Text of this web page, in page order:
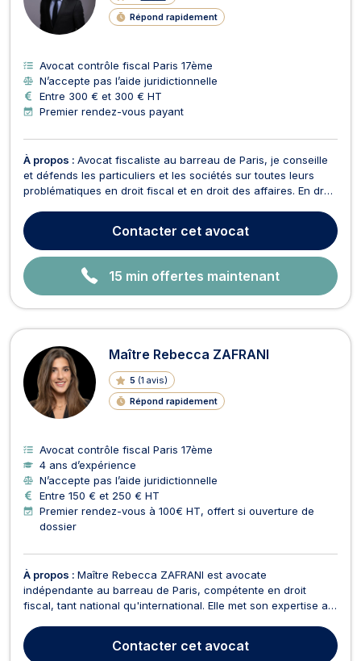
Répond rapidement
N
E
Avocat contrôle fiscal Paris 17ème
N’accepte pas l’aide juridictionnelle
Entre 300 € et 300 € HT
Premier rendez-vous payant
À propos : Avocat fiscaliste au barreau de Paris, je conseille
et défends les particuliers et les sociétés sur toutes leurs
problématiques en droit fiscal et en droit des affaires. En droit
sur le revenu, l'impôt sur les sociétés, l'impôt sur la fortune
immobilière ;Je trouv...Contacter cet avocat
15 min offertes maintenant
Maître Rebecca ZAFRANI
5 (1 avis)
Répond rapidement
Avocat contrôle fiscal Paris 17ème
4 ans d’expérience
N’accepte pas l’aide juridictionnelle
Entre 150 € et 250 € HT
Premier rendez-vous à 100€ HT, offert si ouverture de
dossier
À propos : Maître Rebecca ZAFRANI est avocate
indépendante au barreau de Paris, compétente en droit
fiscal, tant national qu'international. Elle met son expertise au
domaines variés de la fiscalité. Fiscalité transactionnelle : due
diligence, structuration, et accompagnement lors de...
Contacter cet avocat